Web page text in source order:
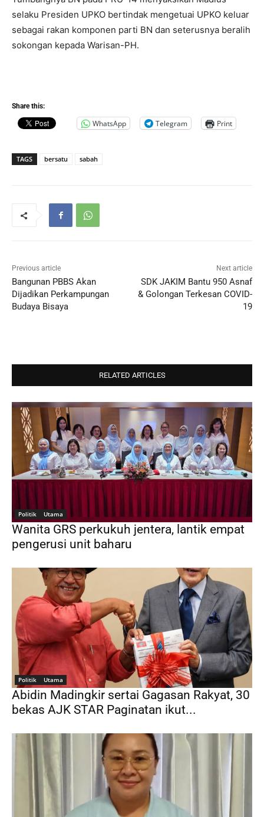
selaku Presiden UPKO bertindak mengetuai UPKO keluar
sebagai rakan komponen parti BN dan seterusnya beralih
sokongan kepada Warisan-PH.
Share this:
WhatsApp Telegram Print
TAGS bersatu sabah
Previous article
Bangunan PBBS Akan
Dijadikan Perkampungan
Budaya Bisaya
Next article
SDK JAKIM Bantu 950 Asnaf
& Golongan Terkesan COVID-
19
RELATED ARTICLES
Politik Utama
Wanita GRS perkukuh jentera, lantik empat
pengerusi unit baharu
Politik Utama
Abidin Madingkir sertai Gagasan Rakyat, 30
bekas AJK STAR Paginatan ikut...